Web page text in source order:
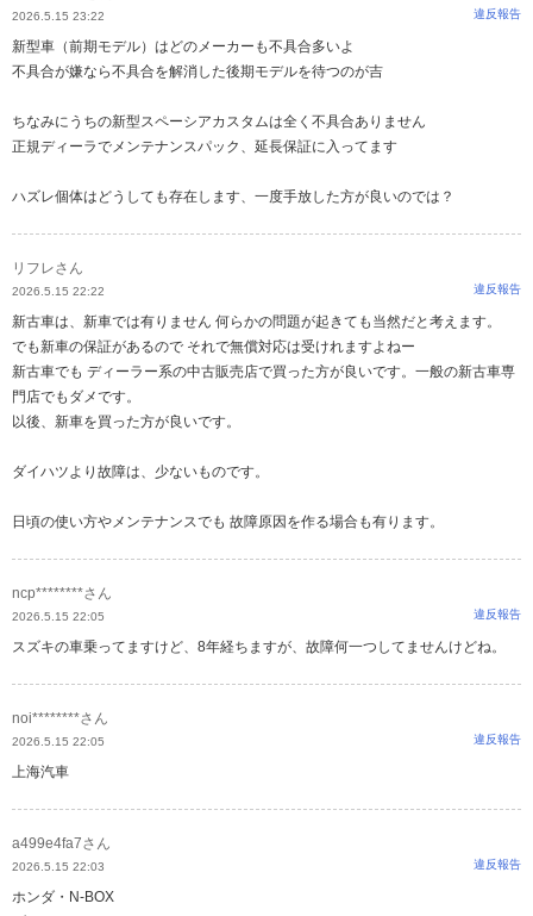
2026.5.15 23:22 違反報告
新型車（前期モデル）はどのメーカーも不具合多いよ
不具合が嫌なら不具合を解消した後期モデルを待つのが吉
ちなみにうちの新型スペーシアカスタムは全く不具合ありません
正規ディーラでメンテナンスパック、延長保証に入ってます
ハズレ個体はどうしても存在します、一度手放した方が良いのでは？
リフレさん
2026.5.15 22:22 違反報告
新古車は、新車では有りません 何らかの問題が起きても当然だと考えます。
でも新車の保証があるので それで無償対応は受けれますよねー
新古車でも ディーラー系の中古販売店で買った方が良いです。一般の新古車専
門店でもダメです。
以後、新車を買った方が良いです。
ダイハツより故障は、少ないものです。
日頃の使い方やメンテナンスでも 故障原因を作る場合も有ります。
ncp********さん
2026.5.15 22:05 違反報告
スズキの車乗ってますけど、8年経ちますが、故障何一つしてませんけどね。
noi********さん
2026.5.15 22:05 違反報告
上海汽車
a499e4fa7さん
2026.5.15 22:03 違反報告
ホンダ・N-BOX